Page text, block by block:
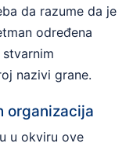
da razume da je
određena
nazivi grane.
organizacija
u okviru ove